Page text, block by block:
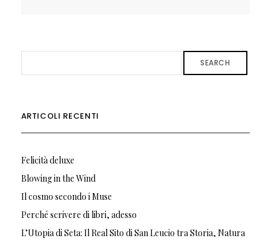
SEARCH
ARTICOLI RECENTI
Felicità deluxe
Blowing in the Wind
Il cosmo secondo i Muse
Perché scrivere di libri, adesso
L’Utopia di Seta: Il Real Sito di San Leucio tra Storia, Natura